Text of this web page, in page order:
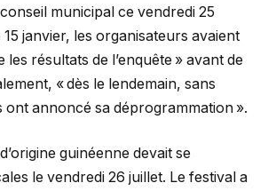
municipal ce vendredi 25
15 janvier, les organisateurs avaient
les résultats de l’enquête » avant de
« dès le lendemain, sans
ont annoncé sa déprogrammation ».
guinéenne devait se
le vendredi 26 juillet. Le festival a